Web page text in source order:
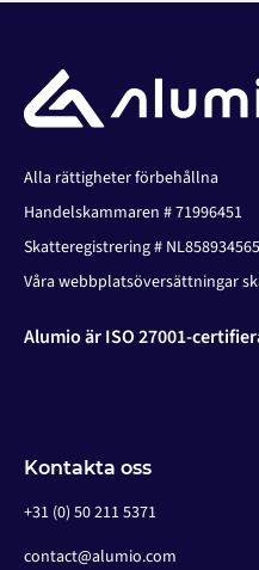
Alla rättigheter förbehållna
Handelskammaren # 71996451
Skatteregistrering #
Våra webbplatsöversättningar
Alumio är ISO 27001-
Kontakta oss
+31 (0) 50 211 5371
contact@alumio.com